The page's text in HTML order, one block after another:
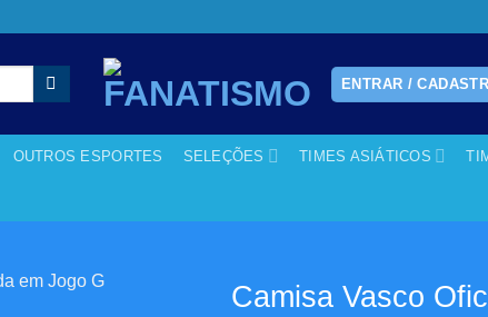
ENTRAR /
OUTROS ESPORTES SELEÇÕES TIMES ASIÁTICOS
Camisa Vasco